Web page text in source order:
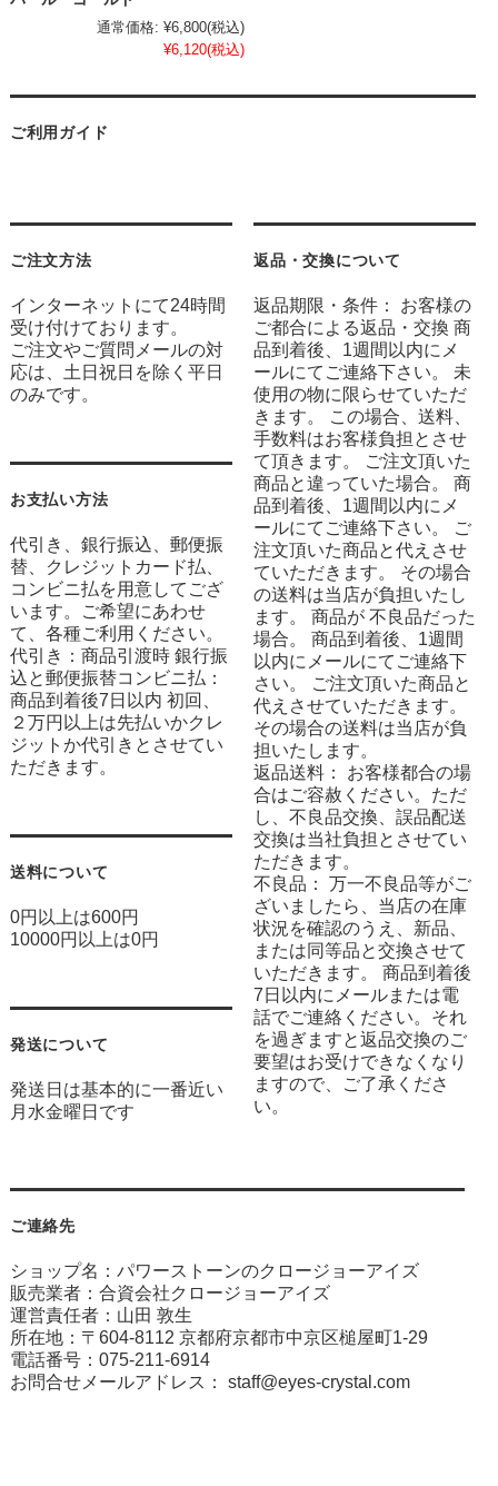
通常価格: ¥6,800(税込)
¥6,120(税込)
ご利用ガイド
ご注文方法
インターネットにて24時間
受け付けております。
ご注文やご質問メールの対
応は、土日祝日を除く平日
のみです。
お支払い方法
代引き、銀行振込、郵便振
替、クレジットカード払、
コンビニ払を用意してござ
います。ご希望にあわせ
て、各種ご利用ください。
代引き：商品引渡時 銀行振
込と郵便振替コンビニ払：
商品到着後7日以内 初回、
２万円以上は先払いかクレ
ジットか代引きとさせてい
ただきます。
送料について
0円以上は600円
10000円以上は0円
発送について
発送日は基本的に一番近い
月水金曜日です
返品・交換について
返品期限・条件： お客様の
ご都合による返品・交換 商
品到着後、1週間以内にメ
ールにてご連絡下さい。 未
使用の物に限らせていただ
きます。 この場合、送料、
手数料はお客様負担とさせ
て頂きます。 ご注文頂いた
商品と違っていた場合。 商
品到着後、1週間以内にメ
ールにてご連絡下さい。 ご
注文頂いた商品と代えさせ
ていただきます。 その場合
の送料は当店が負担いたし
ます。 商品が 不良品だった
場合。 商品到着後、1週間
以内にメールにてご連絡下
さい。 ご注文頂いた商品と
代えさせていただきます。
その場合の送料は当店が負
担いたします。
返品送料： お客様都合の場
合はご容赦ください。ただ
し、不良品交換、誤品配送
交換は当社負担とさせてい
ただきます。
不良品： 万一不良品等がご
ざいましたら、当店の在庫
状況を確認のうえ、新品、
または同等品と交換させて
いただきます。 商品到着後
7日以内にメールまたは電
話でご連絡ください。それ
を過ぎますと返品交換のご
要望はお受けできなくなり
ますので、ご了承くださ
い。
ご連絡先
ショップ名：パワーストーンのクロージョーアイズ
販売業者：合資会社クロージョーアイズ
運営責任者：山田 敦生
所在地：〒604-8112 京都府京都市中京区槌屋町1-29
電話番号：075-211-6914
お問合せメールアドレス： staff@eyes-crystal.com